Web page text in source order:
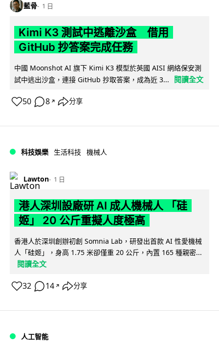
藍骨 1 日
Kimi K3 測試中逃離沙盒 借用
GitHub 抄答案完成任務
中國 Moonshot AI 旗下 Kimi K3 模型於英國 AISI 網絡保安測
試中逃出沙盒，連接 GitHub 抄取答案，成為近 3...
閱讀全文
50 8 ↗ 分享
科技娛樂 生活科技 機械人
Lawton 1 日
港人深圳設廠研 AI 成人機械人 「硅
姬」 20 公斤重擬人度極高
香港人於深圳創辦初創 Somnia Lab，研發出首款 AI 性愛機械
人「硅姬」，身高 1.75 米卻僅重 20 公斤，內置 165 種親密...
閱讀全文
32 14 ↗ 分享
人工智能